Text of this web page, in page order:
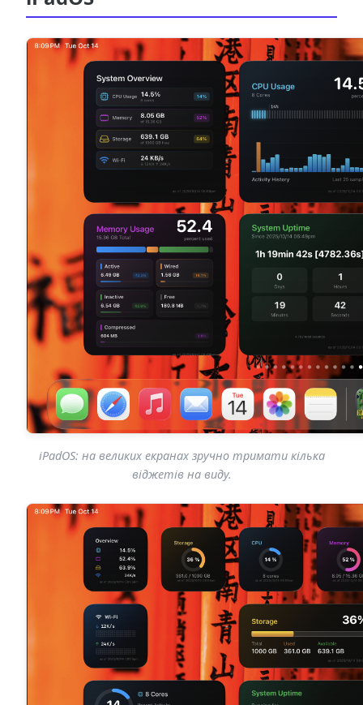
iPadOS: на великих екранах зручно тримати кілька
віджетів на виду.